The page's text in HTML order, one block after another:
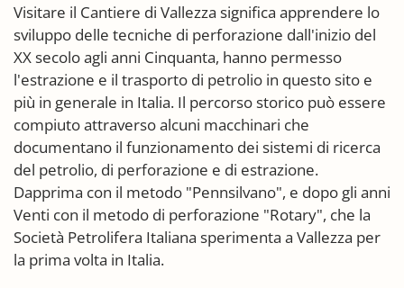
Visitare il Cantiere di Vallezza significa apprendere lo
sviluppo delle tecniche di perforazione dall'inizio del
XX secolo agli anni Cinquanta, hanno permesso
l'estrazione e il trasporto di petrolio in questo sito e
più in generale in Italia. Il percorso storico può essere
compiuto attraverso alcuni macchinari che
documentano il funzionamento dei sistemi di ricerca
del petrolio, di perforazione e di estrazione.
Dapprima con il metodo "Pennsilvano", e dopo gli anni
Venti con il metodo di perforazione "Rotary", che la
Società Petrolifera Italiana sperimenta a Vallezza per
la prima volta in Italia.